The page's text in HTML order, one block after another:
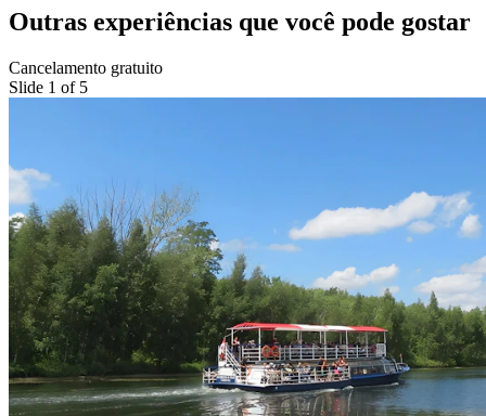
Outras experiências que você pode gostar
Cancelamento gratuito
Slide 1 of 5